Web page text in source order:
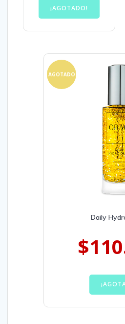
¡AGOTADO!
AGOTADO
Daily
$